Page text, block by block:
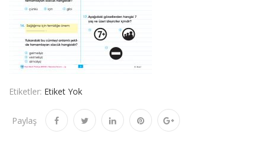
Etiketler: Etiket Yok
Paylaş